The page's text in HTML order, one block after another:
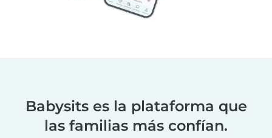
Babysits es la plataforma que
las familias más confían.